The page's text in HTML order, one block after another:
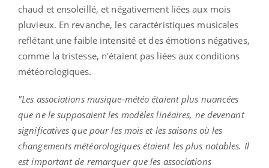
chaud et ensoleillé, et négativement liées aux mois
pluvieux. En revanche, les caractéristiques musicales
reflétant une faible intensité et des émotions négatives,
comme la tristesse, n'étaient pas liées aux conditions
météorologiques.
"Les associations musique-météo étaient plus nuancées
que ne le supposaient les modèles linéaires, ne devenant
significatives que pour les mois et les saisons où les
changements météorologiques étaient les plus notables. Il
est important de remarquer que les associations